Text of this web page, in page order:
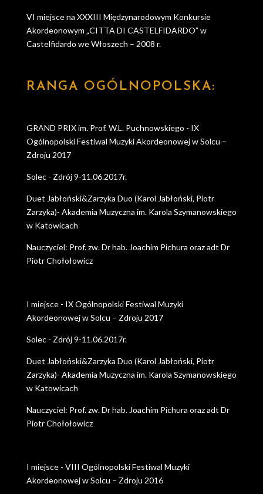
VI miejsce na XXXIII Międzynarodowym Konkursie
Akordeonowym „CITTA DI CASTELFIDARDO” w
Castelfidardo we Włoszech – 2008 r.
RANGA OGÓLNOPOLSKA:
GRAND PRIX im. Prof. W.L. Puchnowskiego - IX
Ogólnopolski Festiwal Muzyki Akordeonowej w Solcu –
Zdroju 2017
Solec - Zdrój 9-11.06.2017r.
Duet Jabłoński&Zarzyka Duo (Karol Jabłoński, Piotr
Zarzyka)- Akademia Muzyczna im. Karola Szymanowskiego
w Katowicach
Nauczyciel: Prof. zw. Dr hab. Joachim Pichura oraz adt Dr
Piotr Chołołowicz
I miejsce - IX Ogólnopolski Festiwal Muzyki
Akordeonowej w Solcu – Zdroju 2017
Solec - Zdrój 9-11.06.2017r.
Duet Jabłoński&Zarzyka Duo (Karol Jabłoński, Piotr
Zarzyka)- Akademia Muzyczna im. Karola Szymanowskiego
w Katowicach
Nauczyciel: Prof. zw. Dr hab. Joachim Pichura oraz adt Dr
Piotr Chołołowicz
I miejsce - VIII Ogólnopolski Festiwal Muzyki
Akordeonowej w Solcu – Zdroju 2016